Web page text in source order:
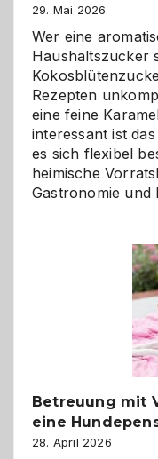
29. Mai 2026
Wer eine
Haushaltszucker
Rezepten
eine feine
interessant ist
es sich flexibel
heimische
Gastronomie und
Betreuung mit
eine
28. April 2026